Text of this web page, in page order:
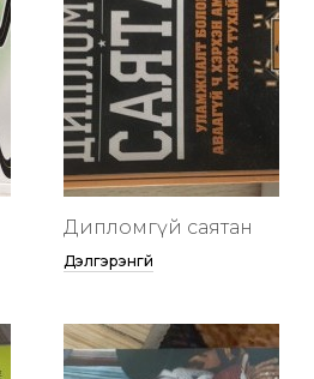
Дипломгүй саятан
Дэлгэрэнгүй